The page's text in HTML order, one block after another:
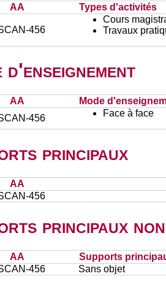
AA Types d'activités
456
Cours
Travaux
d'enseignement
AA
Mode
456
Face à face
principaux
AA
456
principaux
AA
Supports
456
Sans objet